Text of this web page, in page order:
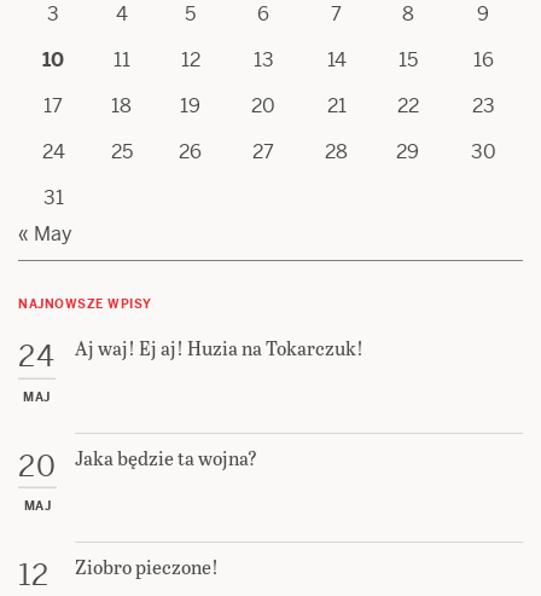
3
4 5 6 7 8
9
10
11 12 13 14 15
16
17
18 19 20 21 22
23
24
25 26 27 28 29
30
31
« May
NAJNOWSZE WPISY
24
MAJ
Aj waj! Ej aj! Huzia na Tokarczuk!
20
MAJ
Jaka będzie ta wojna?
12 Ziobro pieczone!